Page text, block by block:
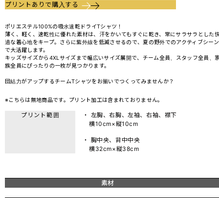
プリントありで購入する
ポリエステル100%の吸水速乾ドライTシャツ！
薄く、軽く、速乾性に優れた素材は、汗をかいてもすぐに乾き、常にサラサラとした
適な着心地をキープ。さらに紫外線を低減させるので、夏の野外でのアクティブシーン
で大活躍します。
キッズサイズから4XLサイズまで幅広いサイズ展開で、チーム全員、スタッフ全員、
族全員にぴったりの一枚が見つかります。
団結力がアップするチームTシャツをお揃いでつくってみませんか？
※こちらは無地商品です。プリント加工は含まれておりません。
プリント範囲
・ 左胸、右胸、左袖、右袖、襟下
横10cm×縦10cm
・ 胸中央、背中中央
横32cm×縦38cm
素材